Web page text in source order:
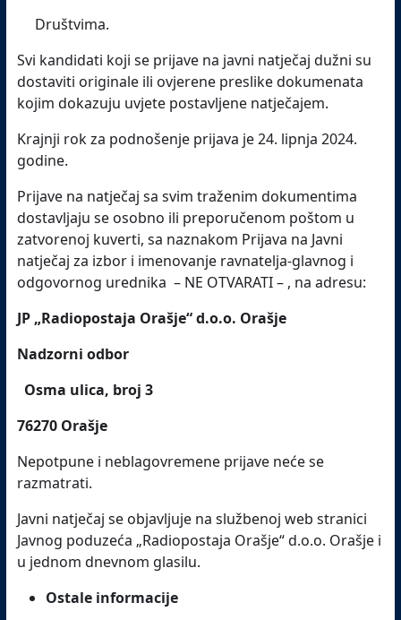
Društvima.
Svi kandidati koji se prijave na javni natječaj dužni su
dostaviti originale ili ovjerene preslike dokumenata
kojim dokazuju uvjete postavljene natječajem.
Krajnji rok za podnošenje prijava je 24. lipnja 2024.
godine.
Prijave na natječaj sa svim traženim dokumentima
dostavljaju se osobno ili preporučenom poštom u
zatvorenoj kuverti, sa naznakom Prijava na Javni
natječaj za izbor i imenovanje ravnatelja-glavnog i
odgovornog urednika – NE OTVARATI – , na adresu:
JP „Radiopostaja Orašje“ d.o.o. Orašje
Nadzorni odbor
Osma ulica, broj 3
76270 Orašje
Nepotpune i neblagovremene prijave neće se
razmatrati.
Javni natječaj se objavljuje na službenoj web stranici
Javnog poduzeća „Radiopostaja Orašje“ d.o.o. Orašje i
u jednom dnevnom glasilu.
Ostale informacije